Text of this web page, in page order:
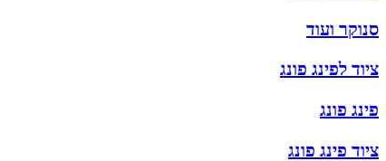
סנוקר ועוד
ציוד לפינג פונג
פינג פונג
ציוד פינג פונג